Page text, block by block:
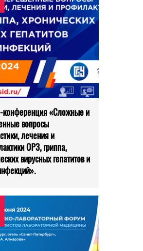
«Сложные и
вопросы
лечения и
ОРЗ, гриппа,
вирусных гепатитов и